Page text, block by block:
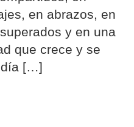
en abrazos, en
y en una
que crece y se
día […]